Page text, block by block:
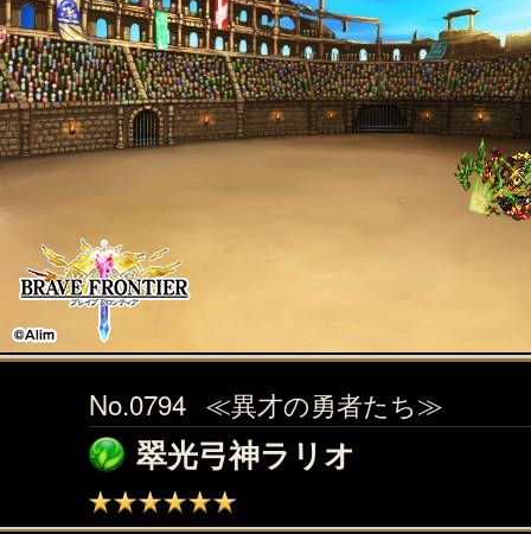
No.0794 ≪異才の勇者たち≫
翠光弓神ラリオ